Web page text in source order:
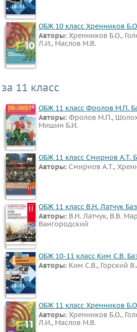
ОБЖ 10 класс Хренников
Авторы: Хренников Б.О.,
Л.И., Маслов М.В.
за 11 класс
ОБЖ 11 класс Фролов М.П.
Авторы: Фролов М.П.,
Мишин Б.И.
ОБЖ 11 класс Смирнов А.Т.
Авторы: Смирнов А.Т.,
ОБЖ 11 класс В.Н. Латчук
Авторы: В.Н. Латчук, В.В.
Вангородский
ОБЖ 10-11 класс Ким С.В.
Авторы: Ким С.В., Горский
ОБЖ 11 класс Хренников
Авторы: Хренников Б.О.,
Л.И., Маслов М.В.